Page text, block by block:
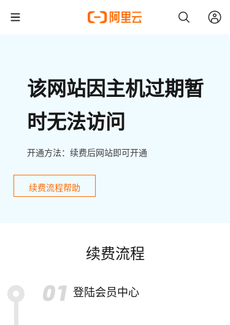
该网站因主机过期暂
时无法访问
开通方法：续费后网站即可开通
续费流程帮助
续费流程
登陆会员中心